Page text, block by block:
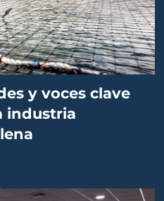
y voces clave
industria